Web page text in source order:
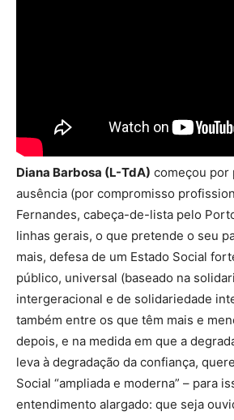
Diana Barbosa (L-TdA) começou por
ausência (por compromisso
Fernandes, cabeça-de-lista pelo
linhas gerais, o que pretende o seu
mais, defesa de um Estado Social
público, universal (baseado na
intergeracional e de solidariedade
também entre os que têm mais e
depois, e na medida em que a
leva à degradação da confiança,
Social “ampliada e moderna” – para
entendimento alargado: que seja